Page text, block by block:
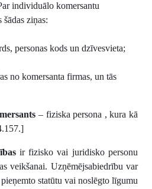
individuālo komersantu
ziņas:
personas kods un dzīvesvieta;
no komersanta firmas, un tās
– fiziska persona , kura kā
ir fizisko vai juridisko personu
veikšanai. Uzņēmējsabiedrību var
statūtu vai noslēgto līgumu